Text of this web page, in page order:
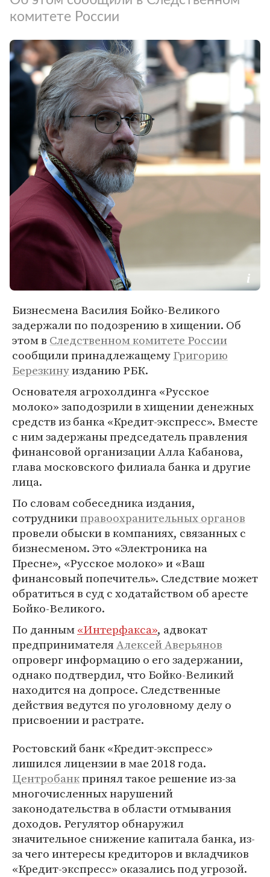
комитете России
Бизнесмена Василия Бойко-Великого
задержали по подозрению в хищении. Об
этом в Следственном комитете России
сообщили принадлежащемуГригорию
Березкинуизданию РБК.
Основателя агрохолдинга «Русское
молоко» заподозрили в хищении денежных
средств из банка «Кредит-экспресс». Вместе
с ним задержаны председатель правления
финансовой организации Алла Кабанова,
глава московского филиала банка и другие
лица.
По словам собеседника издания,
сотрудникиправоохранительных органов
провели обыски в компаниях, связанных с
бизнесменом. Это «Электроника на
Пресне», «Русское молоко» и «Ваш
финансовый попечитель». Следствие может
обратиться в суд с ходатайством об аресте
Бойко-Великого.
По данным«Интерфакса», адвокат
предпринимателяАлексей Аверьянов
опроверг информацию о его задержании,
однако подтвердил, что Бойко-Великий
находится на допросе. Следственные
действия ведутся по уголовному делу о
присвоении и растрате.
Ростовский банк «Кредит-экспресс»
лишился лицензии в мае 2018 года.
Центробанкпринял такое решение из-за
многочисленных нарушений
законодательства в области отмывания
доходов. Регулятор обнаружил
значительное снижение капитала банка, из-
за чего интересы кредиторов и вкладчиков
«Кредит-экспресс» оказались под угрозой.